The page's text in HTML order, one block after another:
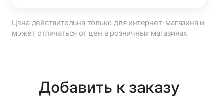
Цена действительна только для интернет-магазина и
может отличаться от цен в розничных магазинах
Добавить к заказу